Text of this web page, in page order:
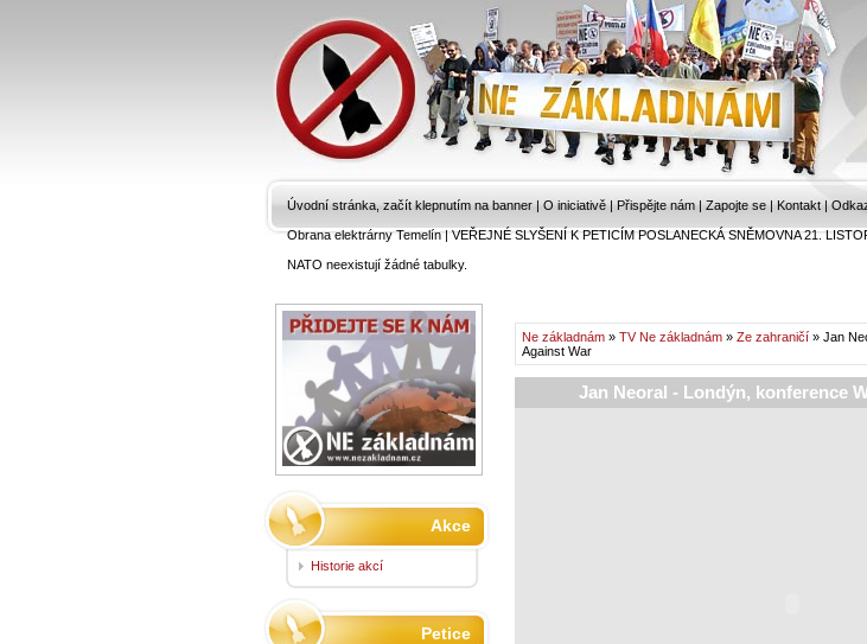
Úvodní stránka, začít klepnutím na banner | O iniciativě | Přispějte nám | Zapojte se | Kontakt |
Obrana elektrárny Temelín|VEŘEJNÉ SLYŠENÍ K PETICÍM POSLANECKÁ SNĚMOVNA 21.
NATO neexistují žádné tabulky.
Ne základnám » TV Ne základnám » Ze zahraničí » Jan
Against War
Jan Neoral - Londýn, konference
Akce
Historie akcí
Petice